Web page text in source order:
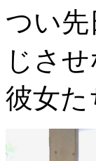
つい
じさ
彼女